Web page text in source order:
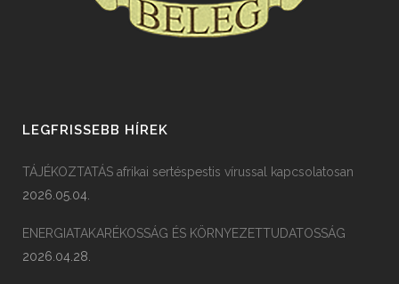
LEGFRISSEBB HÍREK
TÁJÉKOZTATÁS afrikai sertéspestis vírussal kapcsolatosan
2026.05.04.
ENERGIATAKARÉKOSSÁG ÉS KÖRNYEZETTUDATOSSÁG
2026.04.28.